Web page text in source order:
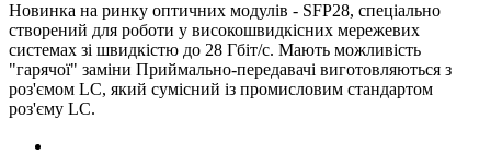
Новинка на ринку оптичних модулів - SFP28, спеціально
створений для роботи у високошвидкісних мережевих
системах зі швидкістю до 28 Гбіт/с. Мають можливість
"гарячої" заміни Приймально-передавачі виготовляються з
роз'ємом LC, який сумісний із промисловим стандартом
роз'єму LC.